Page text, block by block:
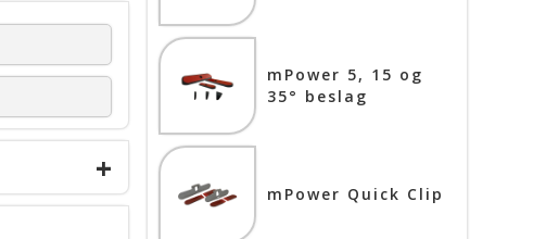
mPower 5, 15 og
35° beslag
mPower Quick Clip
+